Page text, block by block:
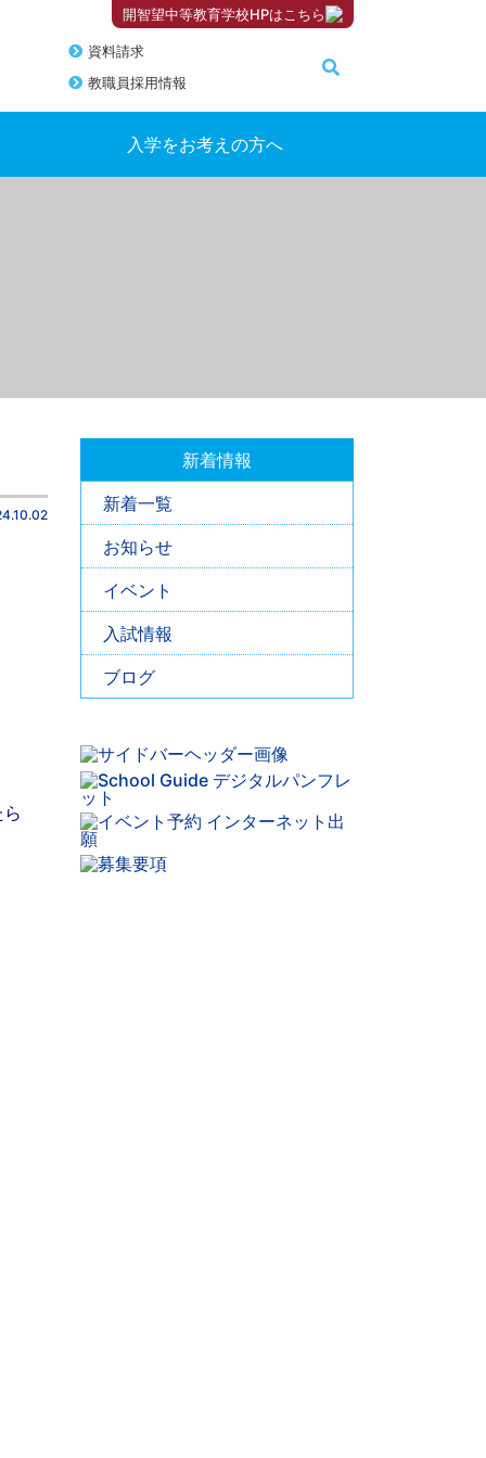
開智望中等教育学校HPはこちら
資料請求
教職員採用情報
入学をお考えの方へ
新着情報
新着一覧
お知らせ
イベント
入試情報
ブログ